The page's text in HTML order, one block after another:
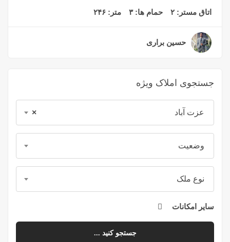
جستجوی املاک ویژه
× عزت آباد
وضعیت
نوع ملک
سایر امکانات
جستجو کنید ...
اتاق مستر: ۲ حمام ها:۳ متر: ۲۴۶
حسین براری